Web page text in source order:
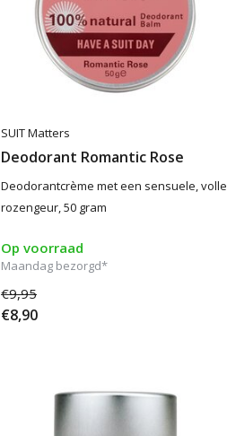
SUIT Matters
Deodorant Romantic Rose
Deodorantcrème met een sensuele, volle
rozengeur, 50 gram
Op voorraad
Maandag bezorgd*
€9,95
€8,90